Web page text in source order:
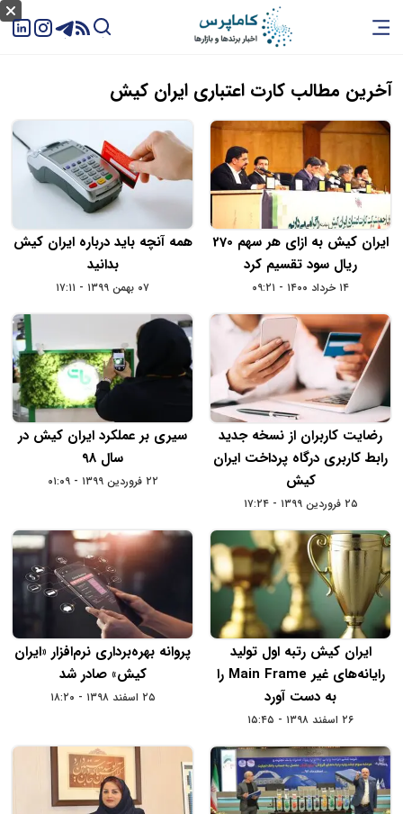
آخرین مطالب کارت اعتباری ایران کیش
ایران کیش به ازای هر سهم 270
ریال سود تقسیم کرد
۱۴ خرداد ۱۴۰۰ - ۰۹:۲۱
همه آنچه باید درباره ایران کیش
بدانید
۰۷ بهمن ۱۳۹۹ - ۱۷:۱۱
رضایت کاربران از نسخه جدید
رابط کاربری درگاه پرداخت ایران
کیش
۲۵ فروردین ۱۳۹۹ - ۱۷:۲۴
سیری بر عملکرد ایران کیش در
سال 98
۲۲ فروردین ۱۳۹۹ - ۰۱:۰۹
ایران کیش رتبه اول تولید
رایانه‌های غیر Main Frame را
به دست آورد
۲۶ اسفند ۱۳۹۸ - ۱۵:۴۵
پروانه بهره‌برداری نرم‌افزار «ایران
کیش» صادر شد
۲۵ اسفند ۱۳۹۸ - ۱۸:۲۰